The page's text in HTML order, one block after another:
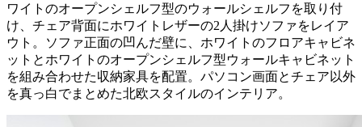
ワイトのオープンシェルフ型のウォールシェルフを取り付
け、チェア背面にホワイトレザーの2人掛けソファをレイア
ウト。ソファ正面の凹んだ壁に、ホワイトのフロアキャビネ
ットとホワイトのオープンシェルフ型ウォールキャビネット
を組み合わせた収納家具を配置。パソコン画面とチェア以外
を真っ白でまとめた北欧スタイルのインテリア。